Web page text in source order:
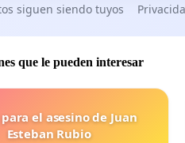
siguen siendo tuyos
que le pueden interesar
el asesino de Juan
Esteban Rubio